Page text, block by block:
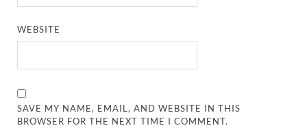
WEBSITE
SAVE MY NAME, EMAIL, AND WEBSITE IN THIS
BROWSER FOR THE NEXT TIME I COMMENT.